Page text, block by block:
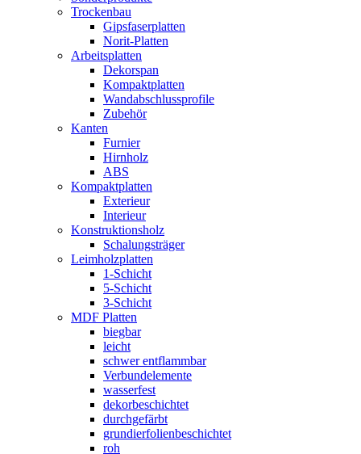
Trockenbau
Gipsfaserplatten
Norit-Platten
Arbeitsplatten
Dekorspan
Kompaktplatten
Wandabschlussprofile
Zubehör
Kanten
Furnier
Hirnholz
ABS
Kompaktplatten
Exterieur
Interieur
Konstruktionsholz
Schalungsträger
Leimholzplatten
1-Schicht
5-Schicht
3-Schicht
MDF Platten
biegbar
leicht
schwer entflammbar
Verbundelemente
wasserfest
dekorbeschichtet
durchgefärbt
grundierfolienbeschichtet
roh